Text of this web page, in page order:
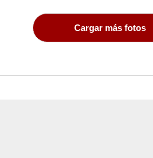
Cargar más fotos